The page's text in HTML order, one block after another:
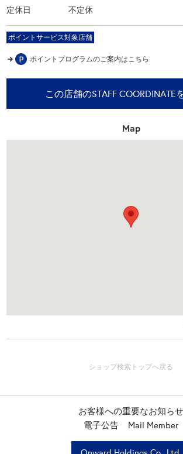
定休日 不定休
ポイントサービス対象店舗
ポイントプログラムのご案内はこちら
この店舗のSTAFF COORDINATE
Map
お客様への重要なお知らせ
電子公告
Mail Member